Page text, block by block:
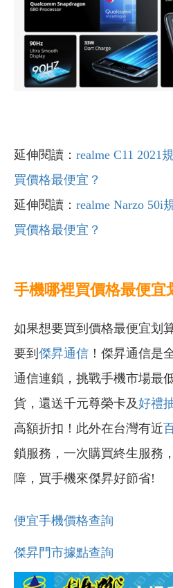
延伸閱讀： realme C11 2021
買價格最便宜？
延伸閱讀： realme Narzo 50i
買價格最便宜？
手機哪裡買價格最便宜
如果想要買到價格最便宜划
要到 傑昇通信 ！傑昇通信是
通信連鎖，挑戰手機市場最
貨，還送千元尊榮卡及好禮
高額折扣！此外在台灣有近
鎖服務，一次購買終生服務
障，買手機來傑昇好節省!
便宜手機價格查詢
傑昇門市據點查詢